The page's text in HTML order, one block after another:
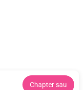
Chapter sau